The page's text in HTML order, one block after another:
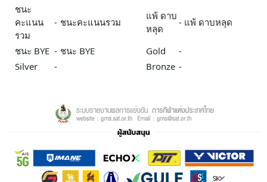
ชนะ
คะแนน
รวม
- ชนะคะแนนรวม
แพ้ ดาบ
หลุด
- แพ้ ดาบหลุด
ชนะ BYE - ชนะ BYE Gold
-
Silver
- Bronze -